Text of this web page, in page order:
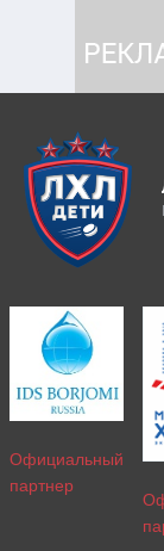
Официальный
партнер